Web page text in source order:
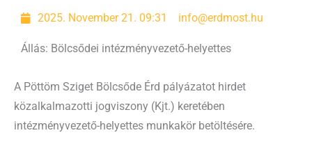
2025. November 21. 09:31 info@erdmost.hu
Állás: Bölcsődei intézményvezető-helyettes
A Pöttöm Sziget Bölcsőde Érd pályázatot hirdet
közalkalmazotti jogviszony (Kjt.) keretében
intézményvezető-helyettes munkakör betöltésére.